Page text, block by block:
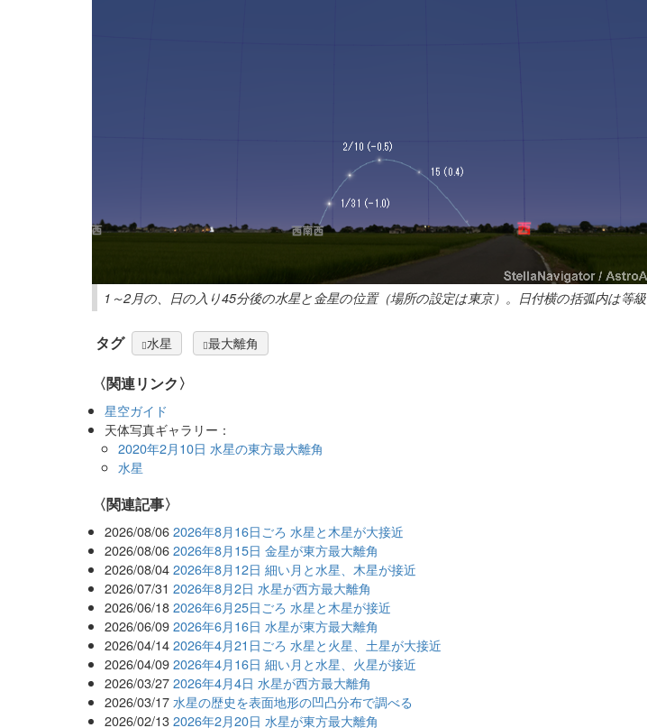
1～2月の、日の入り45分後の水星と金星の位置（場所の設定は東京）。日付横の括弧内は等級
タグ 水星 最大離角
〈関連リンク〉
星空ガイド
天体写真ギャラリー：
2020年2月10日 水星の東方最大離角
水星
関連記事
2026/08/06 2026年8月16日ごろ 水星と木星が大接近
2026/08/06 2026年8月15日 金星が東方最大離角
2026/08/04 2026年8月12日 細い月と水星、木星が接近
2026/07/31 2026年8月2日 水星が西方最大離角
2026/06/18 2026年6月25日ごろ 水星と木星が接近
2026/06/09 2026年6月16日 水星が東方最大離角
2026/04/14 2026年4月21日ごろ 水星と火星、土星が大接近
2026/04/09 2026年4月16日 細い月と水星、火星が接近
2026/03/27 2026年4月4日 水星が西方最大離角
2026/03/17 水星の歴史を表面地形の凹凸分布で調べる
2026/02/13 2026年2月20日 水星が東方最大離角